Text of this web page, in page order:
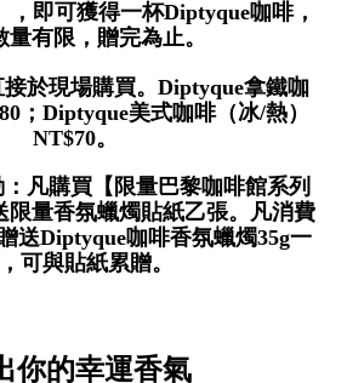
即可獲得一杯Diptyque咖啡，
量有限，贈完為止。
接於現場購買。Diptyque拿鐵咖
；Diptyque美式咖啡（冰/熱）
NT$70。
：凡購買【限量巴黎咖啡館系列
限量香氛蠟燭貼紙乙張。凡消費
送Diptyque咖啡香氛蠟燭35g一
可與貼紙累贈。
你的幸運香氣